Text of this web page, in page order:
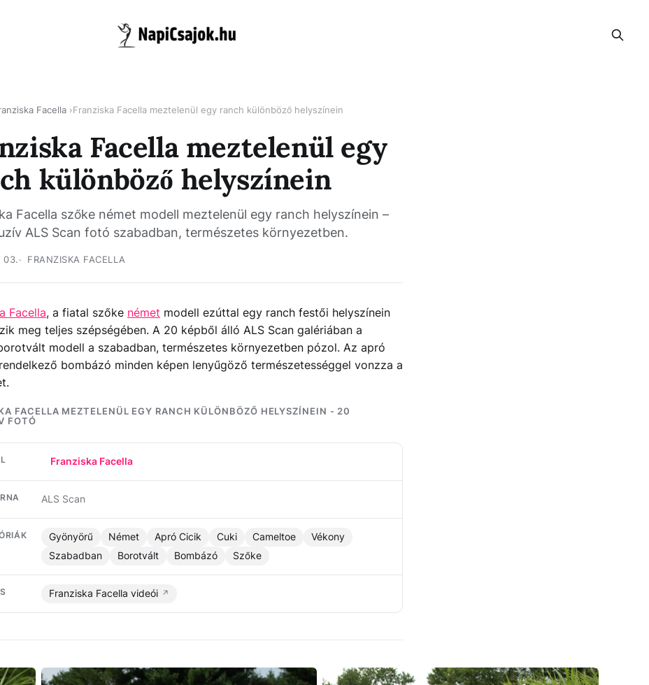
Facella Franziska Facella meztelenül egy ranch különböző helyszínein
Facella meztelenül egy
különböző helyszínein
Facella szőke német modell meztelenül egy ranch helyszínein –
ALS Scan fotó szabadban, természetes környezetben.
03. FRANZISKA FACELLA
Facella, a fiatal szőke német modell ezúttal egy ranch festői helyszínein
meg teljes szépségében. A 20 képből álló ALS Scan galériában a
modell a szabadban, természetes környezetben pózol. Az apró
bombázó minden képen lenyűgöző természetességgel vonzza a
FACELLA MEZTELENÜL EGY RANCH KÜLÖNBÖZŐ HELYSZÍNEIN - 20
FOTÓ
Franziska Facella
ALS Scan
Gyönyörű Német Apró Cicik Cuki Cameltoe
Vékony
Szabadban
Borotvált Bombázó Szőke
Franziska Facella videói